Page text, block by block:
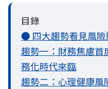
目錄
● 四大趨勢看見風
趨勢一：財務焦慮
務化時代來臨
趨勢二：心理健康